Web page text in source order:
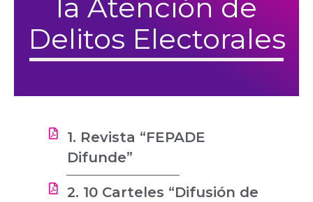
la Atención de
Delitos Electorales
1. Revista “FEPADE
Difunde”
2. 10 Carteles “Difusión de